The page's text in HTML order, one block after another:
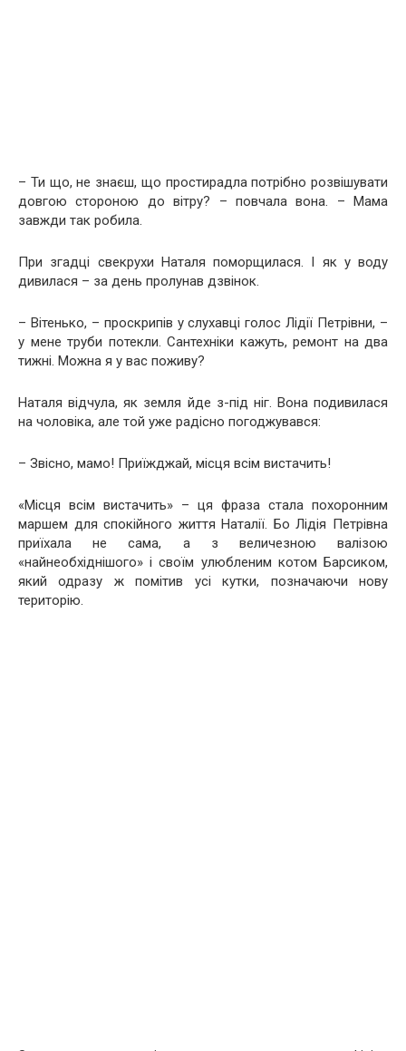
– Ти що, не знаєш, що простирадла потрібно розвішувати
довгою стороною до вітру? – повчала вона. – Мама
завжди так робила.
При згадці свекрухи Наталя поморщилася. І як у воду
дивилася – за день пролунав дзвінок.
– Вітенько, – проскрипів у слухавці голос Лідії Петрівни, –
у мене труби потекли. Сантехніки кажуть, ремонт на два
тижні. Можна я у вас поживу?
Наталя відчула, як земля йде з-під ніг. Вона подивилася
на чоловіка, але той уже радісно погоджувався:
– Звісно, мамо! Приїжджай, місця всім вистачить!
«Місця всім вистачить» – ця фраза стала похоронним
маршем для спокійного життя Наталії. Бо Лідія Петрівна
приїхала не сама, а з величезною валізою
«найнеобхіднішого» і своїм улюбленим котом Барсиком,
який одразу ж помітив усі кутки, позначаючи нову
територію.